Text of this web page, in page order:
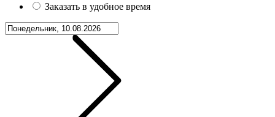
Заказать в удобное время